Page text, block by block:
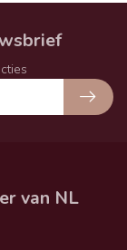
van NL